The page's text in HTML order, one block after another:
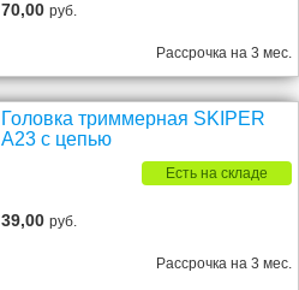
70,00руб.
Рассрочка на 3 мес.
Головка триммерная SKIPER
A23 с цепью
Есть на складе
39,00руб.
Рассрочка на 3 мес.